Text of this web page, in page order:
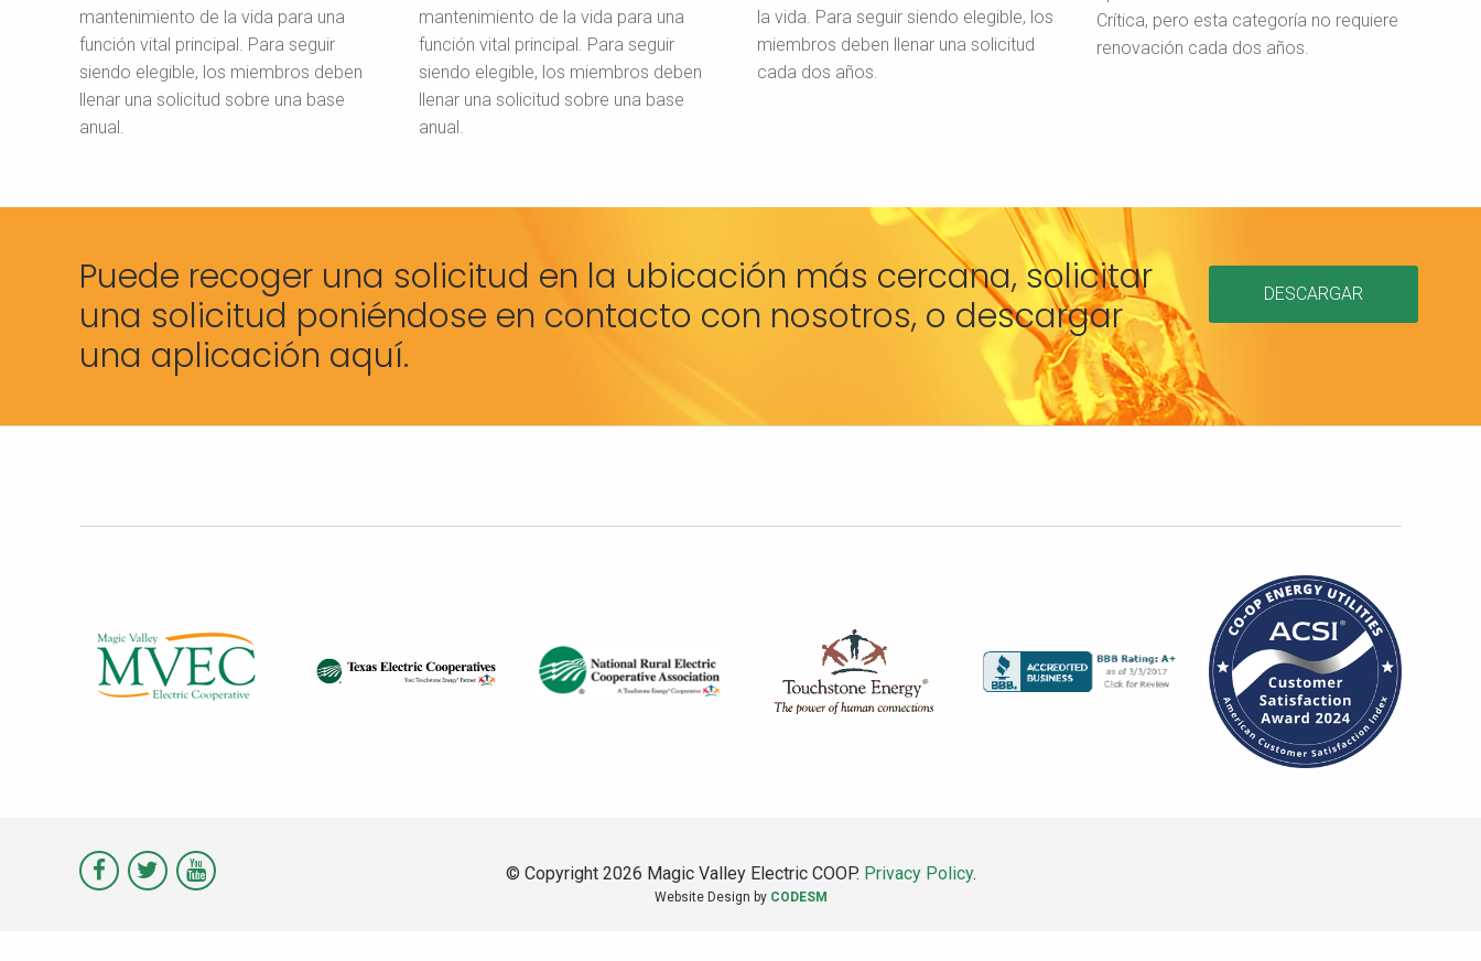
mantenimiento de la vida para una
función vital principal. Para seguir
siendo elegible, los miembros deben
llenar una solicitud sobre una base
anual.
mantenimiento de la vida para una
función vital principal. Para seguir
siendo elegible, los miembros deben
llenar una solicitud sobre una base
anual.
la vida. Para seguir siendo elegible, los
miembros deben llenar una solicitud
cada dos años.
Crítica, pero esta categoría no requiere
renovación cada dos años.
Puede recoger una solicitud en la ubicación más cercana, solicitar
una solicitud poniéndose en contacto con nosotros, o descargar
una aplicación aquí.
DESCARGAR
Visit VisitVisit
© Copyright 2026 Magic Valley Electric COOP. Privacy Policy.
Website Design by CODESM